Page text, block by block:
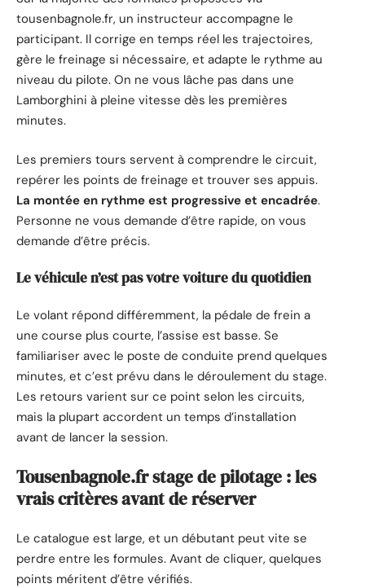
tousenbagnole.fr, un instructeur accompagne le
participant. Il corrige en temps réel les trajectoires,
gère le freinage si nécessaire, et adapte le rythme au
niveau du pilote. On ne vous lâche pas dans une
Lamborghini à pleine vitesse dès les premières
minutes.
Les premiers tours servent à comprendre le circuit,
repérer les points de freinage et trouver ses appuis.
La montée en rythme est progressive et encadrée.
Personne ne vous demande d’être rapide, on vous
demande d’être précis.
Le véhicule n’est pas votre voiture du quotidien
Le volant répond différemment, la pédale de frein a
une course plus courte, l’assise est basse. Se
familiariser avec le poste de conduite prend quelques
minutes, et c’est prévu dans le déroulement du stage.
Les retours varient sur ce point selon les circuits,
mais la plupart accordent un temps d’installation
avant de lancer la session.
Tousenbagnole.fr stage de pilotage : les
vrais critères avant de réserver
Le catalogue est large, et un débutant peut vite se
perdre entre les formules. Avant de cliquer, quelques
points méritent d’être vérifiés.